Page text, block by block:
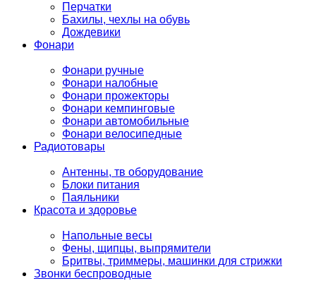
Перчатки
Бахилы, чехлы на обувь
Дождевики
Фонари
Фонари ручные
Фонари налобные
Фонари прожекторы
Фонари кемпинговые
Фонари автомобильные
Фонари велосипедные
Радиотовары
Антенны, тв оборудование
Блоки питания
Паяльники
Красота и здоровье
Напольные весы
Фены, щипцы, выпрямители
Бритвы, триммеры, машинки для стрижки
Звонки беспроводные